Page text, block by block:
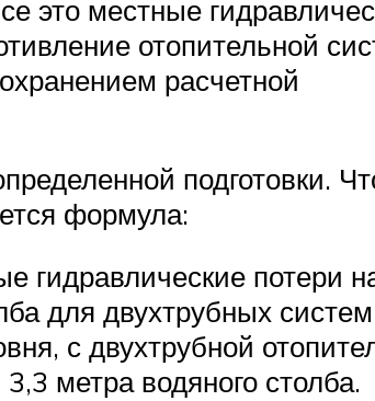
это местные
отопительной
расчетной
подготовки.
формула:
гидравлические потери
для двухтрубных
с двухтрубной
метра водяного столба.